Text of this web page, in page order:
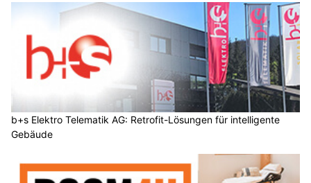
b+s Elektro Telematik AG: Retrofit-Lösungen für intelligente
Gebäude